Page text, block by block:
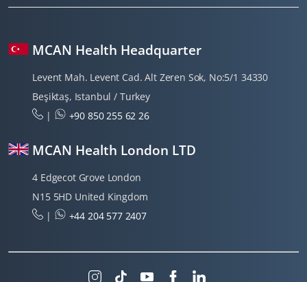
MCAN Health Headquarter
Levent Mah. Levent Cad. Alt Zeren Sok, No:5/1 34330
Beşiktaş, Istanbul / Turkey
|
+90 850 255 62 26
MCAN Health London LTD
4 Edgecot Grove London
N15 5HD United Kingdom
|
+44 204 577 2407